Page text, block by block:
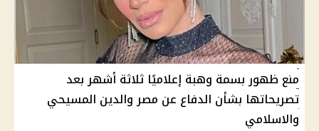
منع ظهور بسمة وهبة إعلاميًا ثلاثة أشهر بعد
تصريحاتها بشأن الدفاع عن مصر والدين المسيحي
والاسلامي